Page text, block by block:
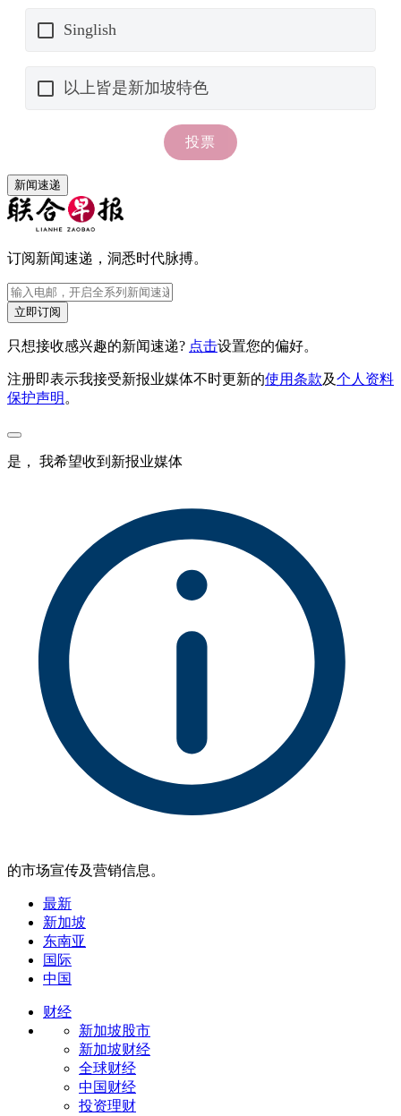
新闻速递
订阅新闻速递，洞悉时代脉搏。
立即订阅
只想接收感兴趣的新闻速递? 点击设置您的偏好。
注册即表示我接受新报业媒体不时更新的使用条款及个人资料
保护声明 。
是， 我希望收到新报业媒体
的市场宣传及营销信息。
最新
新加坡
东南亚
国际
中国
财经
新加坡股市
新加坡财经
全球财经
中国财经
投资理财